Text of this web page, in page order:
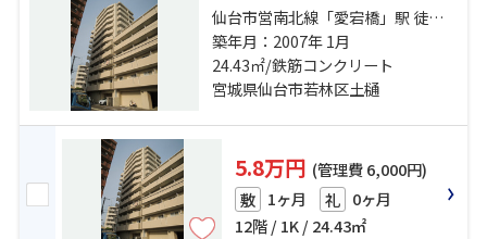
仙台市営南北線「愛宕橋」駅 徒歩3
分 仙台市営南北線「河原町」駅 徒
歩8分 仙台市営南北線「五橋」駅 徒
歩10分
築年月：2007年 1月
24.43㎡/鉄筋コンクリート
宮城県仙台市若林区土樋
5.8万円 (管理費 6,000円)
敷 1ヶ月 礼 0ヶ月
12階 / 1K / 24.43㎡